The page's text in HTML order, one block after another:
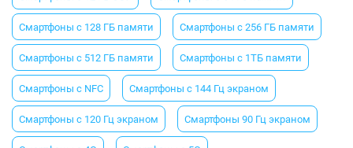
Смартфоны с 128 ГБ памяти Смартфоны с 256 ГБ памяти
Смартфоны с 512 ГБ памяти Смартфоны с 1ТБ памяти
Смартфоны с NFC Смартфоны с 144 Гц экраном
Смартфоны с 120 Гц экраном Смартфоны 90 Гц экраном